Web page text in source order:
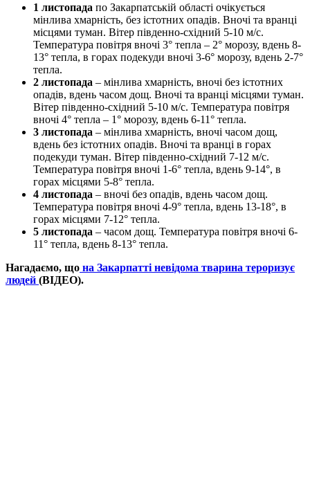
1 листопада по Закарпатській області очікується
мінлива хмарність, без істотних опадів. Вночі та вранці
місцями туман. Вітер південно-східний 5-10 м/с.
Температура повітря вночі 3° тепла – 2° морозу, вдень 8-
13° тепла, в горах подекуди вночі 3-6° морозу, вдень 2-7°
тепла.
2 листопада – мінлива хмарність, вночі без істотних
опадів, вдень часом дощ. Вночі та вранці місцями туман.
Вітер південно-східний 5-10 м/с. Температура повітря
вночі 4° тепла – 1° морозу, вдень 6-11° тепла.
3 листопада – мінлива хмарність, вночі часом дощ,
вдень без істотних опадів. Вночі та вранці в горах
подекуди туман. Вітер південно-східний 7-12 м/с.
Температура повітря вночі 1-6° тепла, вдень 9-14°, в
горах місцями 5-8° тепла.
4 листопада – вночі без опадів, вдень часом дощ.
Температура повітря вночі 4-9° тепла, вдень 13-18°, в
горах місцями 7-12° тепла.
5 листопада – часом дощ. Температура повітря вночі 6-
11° тепла, вдень 8-13° тепла.
Нагадаємо, що на Закарпатті невідома тварина тероризує
людей (ВІДЕО).